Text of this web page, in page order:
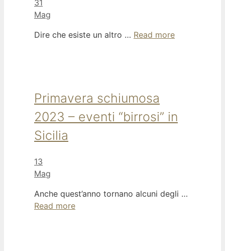
31
Mag
Dire che esiste un altro … Read more
Primavera schiumosa
2023 – eventi “birrosi” in
Sicilia
13
Mag
Anche quest’anno tornano alcuni degli …
Read more